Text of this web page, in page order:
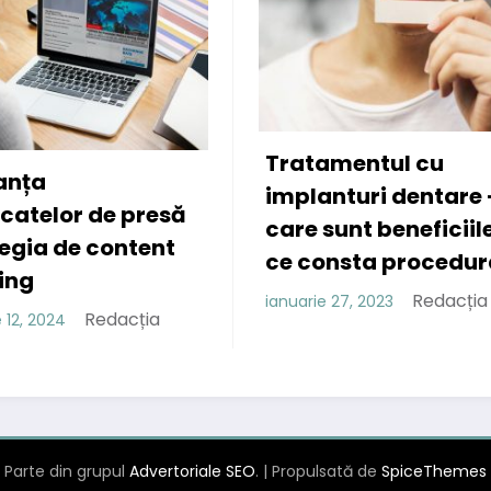
dentare –
sunt beneficiile si in
consta procedura?
27, 2023
Cele mai
coafuri
ianuarie 21, 2023